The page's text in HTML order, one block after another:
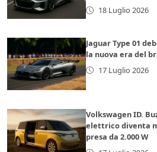
18 Luglio 2026
Jaguar Type 01
la nuova era del
17 Luglio 2026
Volkswagen ID.
elettrico diventa
presa da 2.000 W